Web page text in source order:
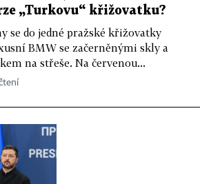
„Turkovu“ křižovatku?
se do jedné pražské křižovatky
BMW se začerněnými skly a
na střeše. Na červenou...